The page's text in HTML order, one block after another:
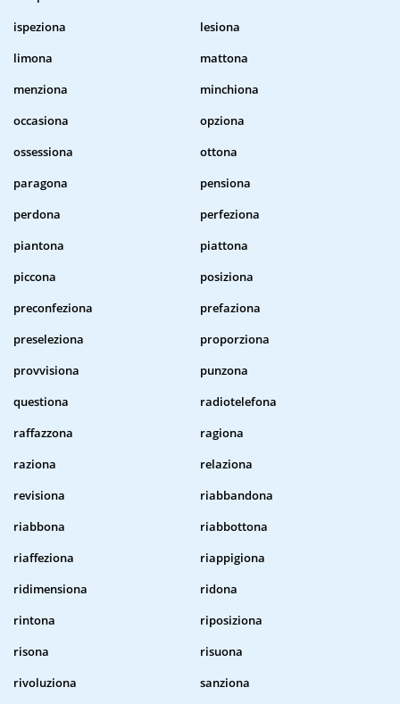
ispeziona
lesiona
limona
mattona
menziona
minchiona
occasiona
opziona
ossessiona
ottona
paragona
pensiona
perdona
perfeziona
piantona
piattona
piccona
posiziona
preconfeziona
prefaziona
preseleziona
proporziona
provvisiona
punzona
questiona
radiotelefona
raffazzona
ragiona
raziona
relaziona
revisiona
riabbandona
riabbona
riabbottona
riaffeziona
riappigiona
ridimensiona
ridona
rintona
riposiziona
risona
risuona
rivoluziona
sanziona